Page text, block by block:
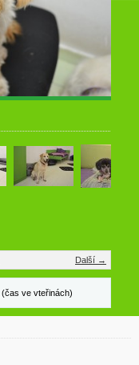
Další →
(čas ve vteřinách)